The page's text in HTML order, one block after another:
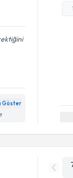
Göster